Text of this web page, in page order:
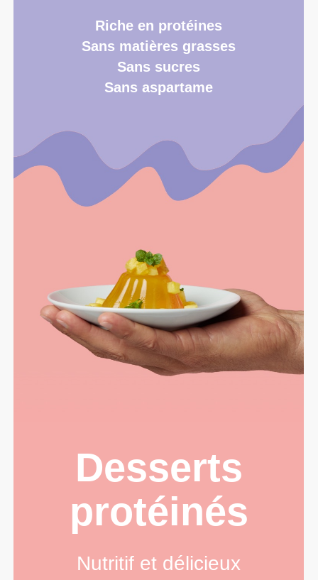
Riche en protéines
Sans matières grasses
Sans sucres
Sans aspartame
Desserts
protéinés
Nutritif et délicieux